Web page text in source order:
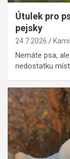
Útulek pro
pejsky
24.7.2026
Nemáte psa,
nedostatku